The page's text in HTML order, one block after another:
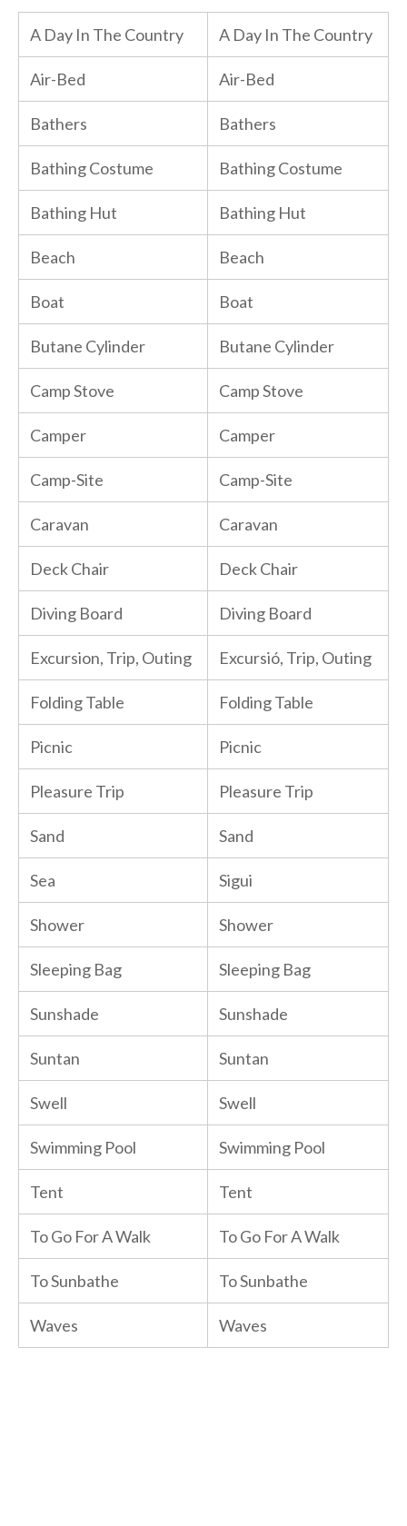
A Day In The Country A Day In The Country
Air-Bed Air-Bed
Bathers Bathers
Bathing Costume Bathing Costume
Bathing Hut Bathing Hut
Beach Beach
Boat Boat
Butane Cylinder Butane Cylinder
Camp Stove Camp Stove
Camper Camper
Camp-Site Camp-Site
Caravan Caravan
Deck Chair Deck Chair
Diving Board Diving Board
Excursion, Trip, Outing Excursió, Trip, Outing
Folding Table Folding Table
Picnic Picnic
Pleasure Trip Pleasure Trip
Sand Sand
Sea Sigui
Shower Shower
Sleeping Bag Sleeping Bag
Sunshade Sunshade
Suntan Suntan
Swell Swell
Swimming Pool Swimming Pool
Tent Tent
To Go For A Walk To Go For A Walk
To Sunbathe To Sunbathe
Waves Waves